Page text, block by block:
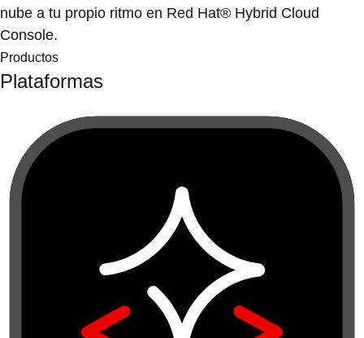
nube a tu propio ritmo en Red Hat® Hybrid Cloud
Console.
Productos
Plataformas